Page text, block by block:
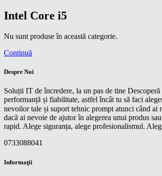
Intel Core i5
Nu sunt produse în această categorie.
Continuă
Despre Noi
Soluții IT de încredere, la un pas de tine
performanță și fiabilitate, astfel încât tu să faci
nevoilor tale și suport tehnic prompt atunci când
dacă ai nevoie de ajutor în alegerea unui produs
rapid. Alege siguranța, alege profesionalismul.
0733088041
Informaţii